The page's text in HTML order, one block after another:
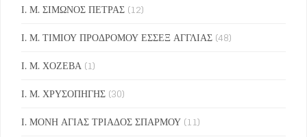
Ι. Μ. ΣΙΜΩΝΟΣ ΠΕΤΡΑΣ (12)
Ι. Μ. ΤΙΜΙΟΥ ΠΡΟΔΡΟΜΟΥ ΕΣΣΕΞ ΑΓΓΛΙΑΣ (48)
Ι. Μ. ΧΟΖΕΒΑ (1)
Ι. Μ. ΧΡΥΣΟΠΗΓΗΣ (30)
Ι. ΜΟΝΗ ΑΓΙΑΣ ΤΡΙΑΔΟΣ ΣΠΑΡΜΟΥ (11)